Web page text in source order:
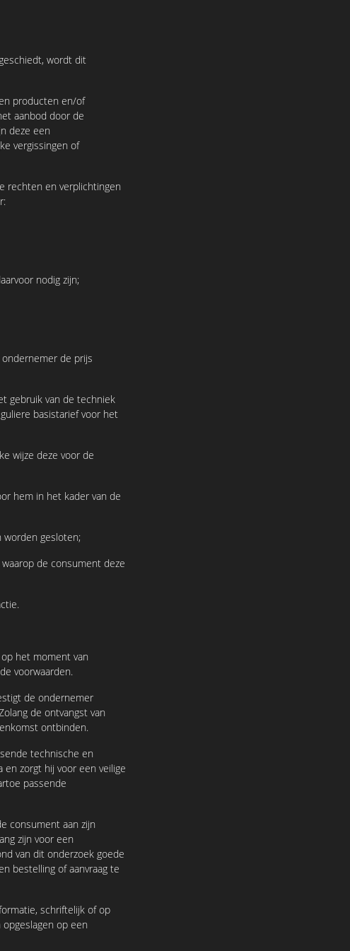
wordt dit
producten en/of
aanbod door de
deze een
vergissingen of
rechten en verplichtingen
nodig zijn;
de prijs
van de techniek
basistarief voor het
wijze deze voor de
hem in het kader van de
gesloten;
de consument deze
het moment van
voorwaarden.
de ondernemer
de ontvangst van
ontbinden.
technische en
zorgt hij voor een veilige
passende
consument aan zijn
zijn voor een
van dit onderzoek goede
bestelling of aanvraag te
schriftelijk of op
op een